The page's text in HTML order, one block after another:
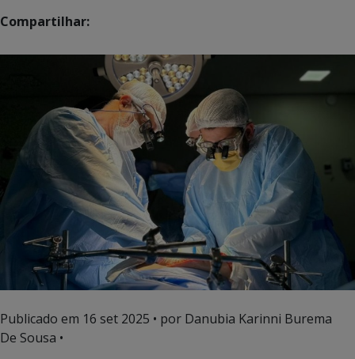
Compartilhar:
Publicado em 16 set 2025 • por Danubia Karinni Burema
De Sousa •